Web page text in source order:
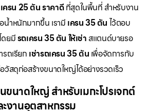
เครน 25 ตัน ราคาดีที่สุดในพื้นที่ สำหรับงาน
น้ำหนักมากขึ้น เรามี เครน 35 ตัน ไว้ตอบ
ดยมีรถเครน 35 ตัน ให้เช่า สแตนด์บายรอ
ถเรียก เช่ารถเครน 35 ตัน เพื่อจัดการกับ
วัสดุก่อสร้างขนาดใหญ่ได้อย่างรวดเร็ว
ขนาดใหญ่ สำหรับเมกะโปรเจกต์
ะงานอุตสาหกรรม